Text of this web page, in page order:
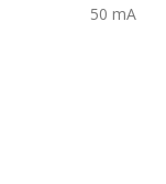
50 mA